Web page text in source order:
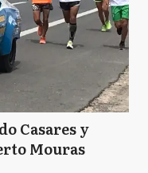
Casares y
Mouras